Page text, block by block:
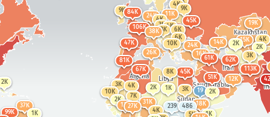
Kazakhstan
Libya
Sudan
Iran
Saudi Arabia
Algeria
3K
3K
14K
7K
6K
9K
239
12K
4K
99K
2K
4K
24K
67K 45K
19
47K
18K
106K
27K
2K
10K
1K
3K4K
9K
61K 62K
38K
4K
19K
4K
8K
81K
4K
3K
2K
31K
12K
113K
11K
6K
51K
3K
10K
1K
486
16K
1K
2K
2K
26K
24K
45K
5K
84K
15K
37K
2K